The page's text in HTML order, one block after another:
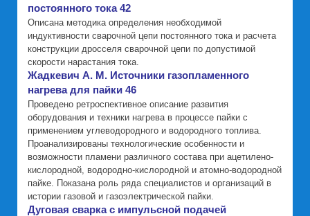
постоянного тока 42
Описана методика определения необходимой
индуктивности сварочной цепи постоянного тока и расчета
конструкции дросселя сварочной цепи по допустимой
скорости нарастания тока.
Жадкевич А. М. Источники газопламенного
нагрева для пайки 46
Проведено ретроспективное описание развития
оборудования и техники нагрева в процессе пайки с
применением углеводородного и водородного топлива.
Проанализированы технологические особенности и
возможности пламени различного состава при ацетилено-
кислородной, водородно-кислородной и атомно-водородной
пайке. Показана роль ряда специалистов и организаций в
истории газовой и газоэлектрической пайки.
Дуговая сварка с импульсной подачей